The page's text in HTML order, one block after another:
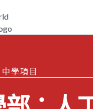
學項目